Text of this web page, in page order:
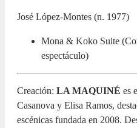
José López-Montes (n. 1977)
Mona & Koko Suite
espectáculo)
Creación: LA MAQUINÉ es
Casanova y Elisa Ramos,
escénicas fundada en 2008.